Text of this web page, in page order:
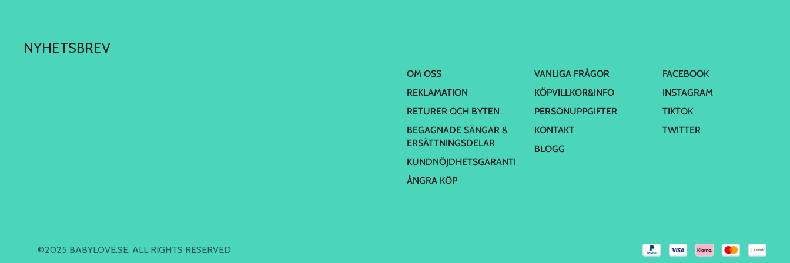
NYHETSBREV
OM OSS
REKLAMATION
RETURER OCH BYTEN
BEGAGNADE SÄNGAR &
ERSÄTTNINGSDELAR
KUNDNÖJDHETSGARANTI
ÅNGRA KÖP
VANLIGA FRÅGOR
KÖPVILLKOR&INFO
PERSONUPPGIFTER
KONTAKT
BLOGG
FACEBOOK
INSTAGRAM
TIKTOK
TWITTER
©2025 BABYLOVE.SE. ALL RIGHTS RESERVED